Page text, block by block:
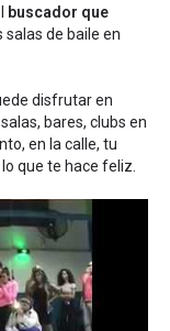
buscador que
de baile en
disfrutar en
bares, clubs en
en la calle, tu
que te hace feliz.